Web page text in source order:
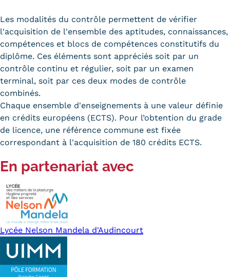
Les modalités du contrôle permettent de vérifier
l'acquisition de l'ensemble des aptitudes, connaissances,
compétences et blocs de compétences constitutifs du
diplôme. Ces éléments sont appréciés soit par un
contrôle continu et régulier, soit par un examen
terminal, soit par ces deux modes de contrôle
combinés.
Chaque ensemble d'enseignements à une valeur définie
en crédits européens (ECTS). Pour l’obtention du grade
de licence, une référence commune est fixée
correspondant à l'acquisition de 180 crédits ECTS.
En partenariat avec
Lycée Nelson Mandela d'Audincourt